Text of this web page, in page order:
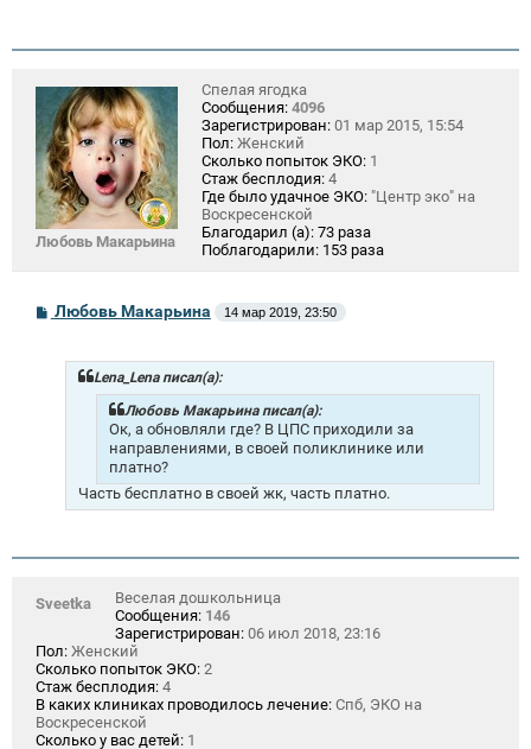
Любовь Макарьина
Спелая ягодка
Сообщения: 4096
Зарегистрирован: 01 мар 2015, 15:54
Пол: Женский
Сколько попыток ЭКО: 1
Стаж бесплодия: 4
Где было удачное ЭКО: "Центр эко" на
Воскресенской
Благодарил (а): 73 раза
Поблагодарили: 153 раза
С
Любовь Макарьина 14 мар 2019, 23:50
Lena_Lena писал(а):
Любовь Макарьина писал(а):
Ок, а обновляли где? В ЦПС приходили за
направлениями, в своей поликлинике или
платно?
Часть бесплатно в своей жк, часть платно.
Sveetka
Веселая дошкольница
Сообщения: 146
Зарегистрирован: 06 июл 2018, 23:16
Пол: Женский
Сколько попыток ЭКО: 2
Стаж бесплодия: 4
В каких клиниках проводилось лечение: Спб, ЭКО на
Воскресенской
Сколько у вас детей: 1